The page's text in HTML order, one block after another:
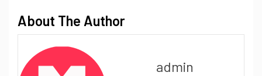
About The Author
admin